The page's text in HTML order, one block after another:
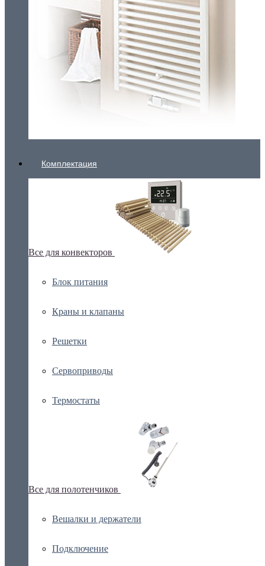
Комплектация
Все для конвекторов
Блок питания
Краны и клапаны
Решетки
Сервоприводы
Термостаты
Все для полотенчиков
Вешалки и держатели
Подключение